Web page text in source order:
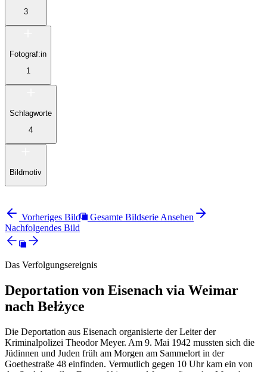
3
Fotograf:in
1
Schlagworte
4
Bildmotiv
Vorheriges Bild
Gesamte Bildserie Ansehen
Nachfolgendes Bild
Das Verfolgungsereignis
Deportation von Eisenach via Weimar
nach Bełżyce
Die Deportation aus Eisenach organisierte der Leiter der
Kriminalpolizei Theodor Meyer. Am 9. Mai 1942 mussten sich die
Jüdinnen und Juden früh am Morgen am Sammelort in der
Goethestraße 48 einfinden. Vermutlich gegen 10 Uhr kam ein von